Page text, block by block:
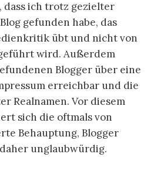
dass ich trotz gezielter
gefunden habe, das
übt und nicht von
wird. Außerdem
Blogger über eine
erreichbar und die
Realnamen. Vor diesem
sich die oftmals von
Behauptung, Blogger
unglaubwürdig.